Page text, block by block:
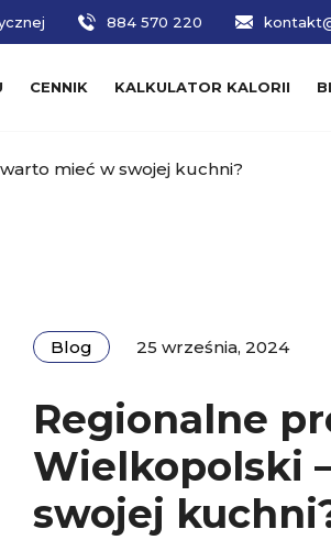
884 570 220
CENNIK KALKULATOR KALORII
mieć w swojej kuchni?
Blog 25 września, 2024
Regionalne
Wielkopolski
swojej